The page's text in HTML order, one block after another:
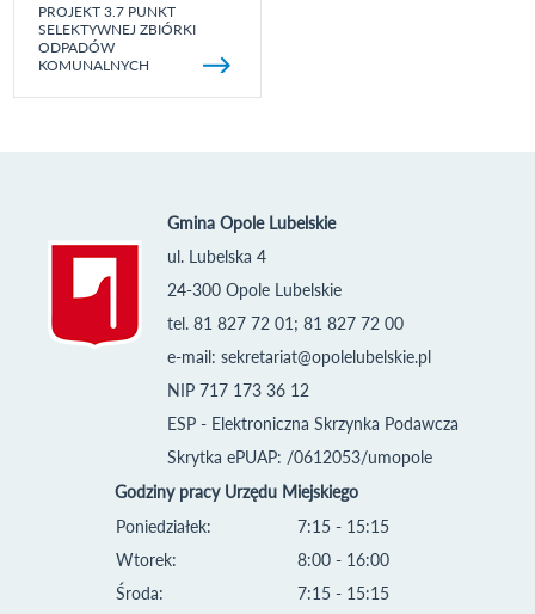
PROJEKT 3.7 PUNKT
SELEKTYWNEJ ZBIÓRKI
ODPADÓW
KOMUNALNYCH
Gmina Opole Lubelskie
ul. Lubelska 4
24-300 Opole Lubelskie
tel. 81 827 72 01; 81 827 72 00
e-mail: sekretariat@opolelubelskie.pl
NIP 717 173 36 12
ESP - Elektroniczna Skrzynka Podawcza
Skrytka ePUAP: /0612053/umopole
Godziny pracy Urzędu Miejskiego
Poniedziałek:
Wtorek:
Środa:
7:15 - 15:15
8:00 - 16:00
7:15 - 15:15